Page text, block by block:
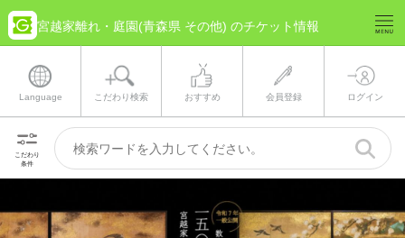
宮越家離れ・庭園(青森県 その他) のチケット情報
Language こだわり検索 おすすめ 会員登録 ログイン
こだわり
条件